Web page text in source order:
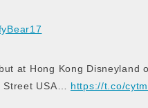
at Hong Kong Disneyland
Street USA… https://t.co/